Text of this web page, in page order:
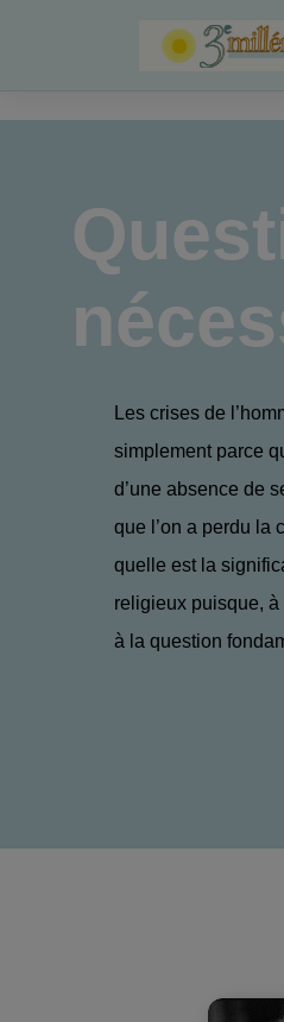
Les crises de
simplement parce
d’une absence de
que l’on a perdu la
quelle est la
religieux puisque,
à la question